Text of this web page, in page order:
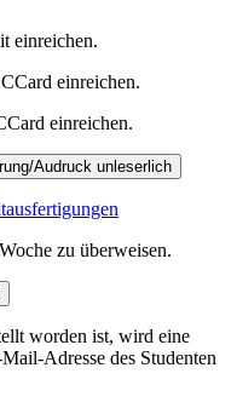
einreichen.
einreichen.
einreichen.
Audruck unleserlich
zu überweisen.
worden ist, wird eine
Adresse des Studenten